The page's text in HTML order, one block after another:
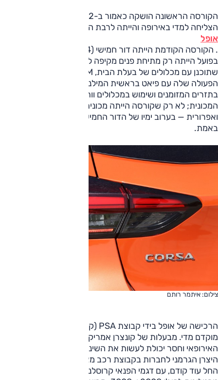
הצליחה למדי באירופה והייתה לרבת המכר של
אופל
הפעולה שלה עם פיאט בראשית המילניום. שנים של בעיות
בתזרים המזומנים ושימוש במכלולים וותיקים השפיעו על
המכונית; לא רק שקורסה הייתה מכונית עם תדמית מיושנת
ואפרורית — בערוב ימיו של הדור החמישי היא גם הייתה כזו
באמת.
צילום: איתמר רותם
מוקדם מדי. מבעלות של קונצרן אמריקאי, חסר הבנה לשוק
האירופאי וחסר יכולת לעשות את השינוי הנדרש באופל, עבר
היצרן הגרמני לחברות בקבוצת רכב מצליחה. שיתוף הפעולה